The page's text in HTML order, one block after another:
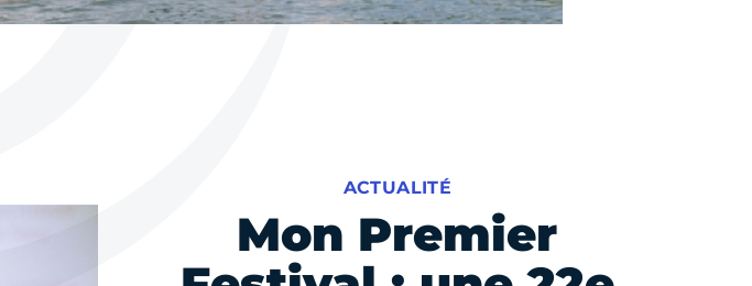
Mon Premier
ACTUALITÉ